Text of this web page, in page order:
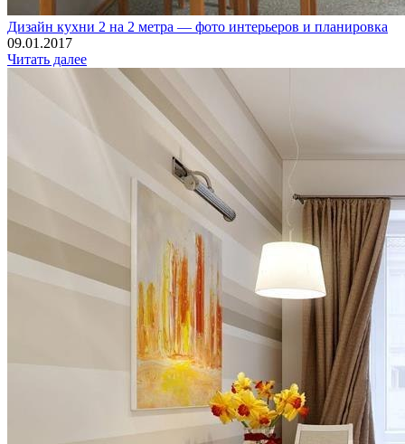
Дизайн кухни 2 на 2 метра — фото интерьеров и планировка
09.01.2017
Читать далее